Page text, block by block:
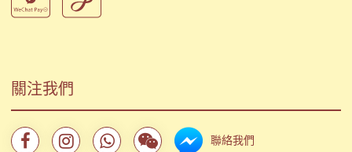
關注我們
聯絡我們